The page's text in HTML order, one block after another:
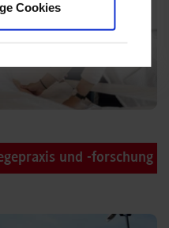
Cookies
und -forschung